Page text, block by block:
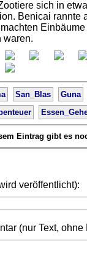
sich in
Benicai rannte
waren.
San_Blas
Guna
Eintrag gibt es
veröffentlicht):
(nur Text,